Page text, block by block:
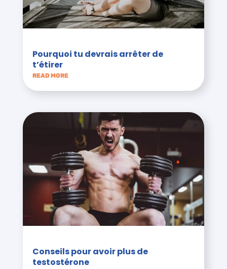
Pourquoi tu devrais arrêter de
t’étirer
READ MORE
Conseils pour avoir plus de
testostérone